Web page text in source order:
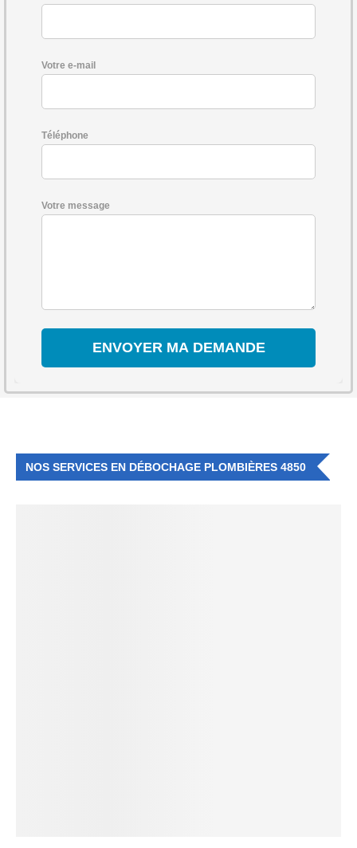
Votre e-mail
Téléphone
Votre message
NOS SERVICES EN DÉBOCHAGE PLOMBIÈRES 4850